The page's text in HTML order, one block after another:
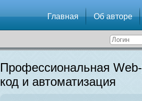
Главная Об авторе
Профессиональная
код и автоматизация